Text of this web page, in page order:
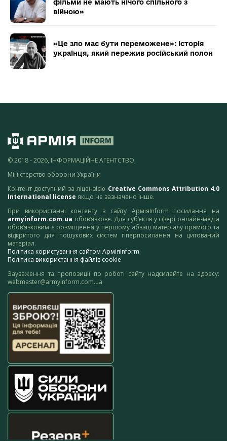
фільми не мають нічого спільного з
війною»
«Це зло має бути переможене»: історія
українця, який пережив російський полон
© 2018 - 2026, ІНФОРМАЦІЙНЕ АГЕНТСТВО,
Міністерство оборони України
Контент доступний за ліцензією Creative Commons Attribution 4.0
International license якщо не зазначено інше.
При використанні контенту з сайту АрміяInform посилання на
armyinform.com.ua обов’язкове. Для суб’єктів у сфері онлайн-медіа
обов’язковим є розміщення у першому абзаці матеріалу прямого та
відкритого для пошукових систем гіперпосилання на цитований
матеріал.
Політика користування сайтом АрміяInform
Політика використання файлів cookie
Зауваження та пропозиції по роботі сайту надсилайте на адресу:
webmaster@armyinform.com.ua